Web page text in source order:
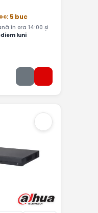
: 5 buc
în ora 14:00 și
luni